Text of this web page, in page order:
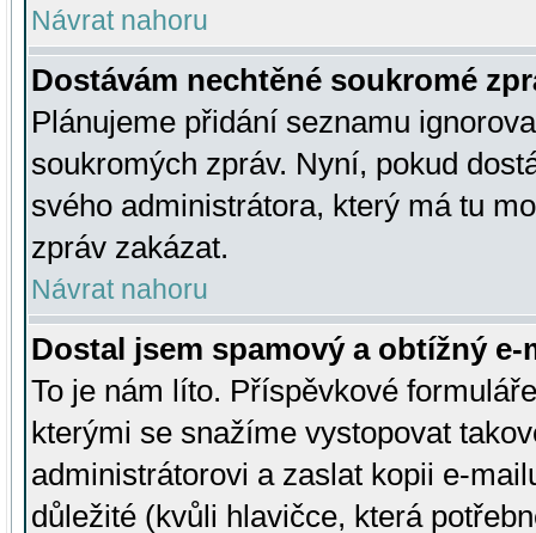
Návrat nahoru
Dostávám nechtěné soukromé
Plánujeme přidání seznamu
soukromých zpráv. Nyní, pokud
svého administrátora, který má tu
zpráv zakázat.
Návrat nahoru
Dostal jsem spamový a obtížný
To je nám líto. Příspěvkové
kterými se snažíme vystopovat
administrátorovi a zaslat kopii e-
důležité (kvůli hlavičce, která